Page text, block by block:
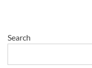
Search